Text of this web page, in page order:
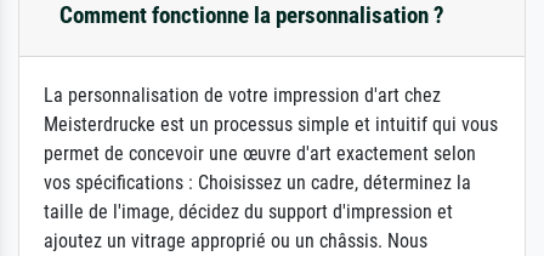
Comment fonctionne la personnalisation ?
La personnalisation de votre impression d'art chez
Meisterdrucke est un processus simple et intuitif qui vous
permet de concevoir une œuvre d'art exactement selon
vos spécifications : Choisissez un cadre, déterminez la
taille de l'image, décidez du support d'impression et
ajoutez un vitrage approprié ou un châssis. Nous